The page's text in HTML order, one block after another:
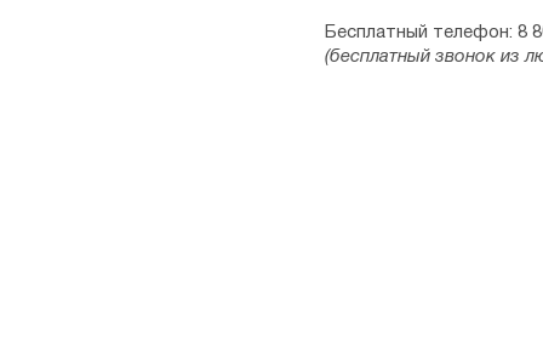
Бесплатный телефон: 8
(бесплатный звонок из